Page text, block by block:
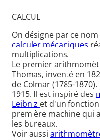
CALCUL
On désigne par ce
calculer mécaniques
multiplications.
Le premier
Thomas, inventé en
de Colmar (1785-
1915. Il est inspiré des
Leibniz et d'un
première machine qui
les bureaux.
Voir aussi